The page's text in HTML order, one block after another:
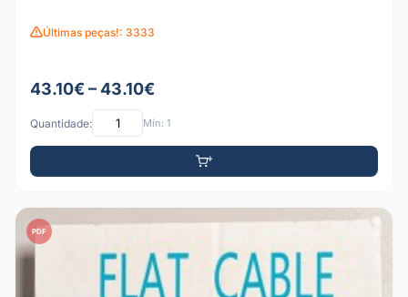
Últimas peças!: 3333
43.10€ – 43.10€
Quantidade: Mín: 1
PDF